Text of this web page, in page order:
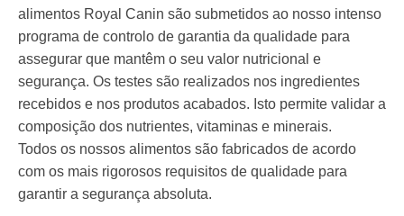
alimentos Royal Canin são submetidos ao nosso intenso
programa de controlo de garantia da qualidade para
assegurar que mantêm o seu valor nutricional e
segurança. Os testes são realizados nos ingredientes
recebidos e nos produtos acabados. Isto permite validar a
composição dos nutrientes, vitaminas e minerais.
Todos os nossos alimentos são fabricados de acordo
com os mais rigorosos requisitos de qualidade para
garantir a segurança absoluta.